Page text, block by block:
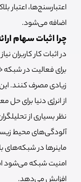
اعتبارسنج‌ها، اعتبار
اضافه می‌شود.
چرا اثبات سهام
در اثبات کار
برای فعالیت در شبکه
زیادی مصرف کنند.
از انرژی دنیا برای
نظر بسیاری از
آلودگی‌های محیط
ماینرها در شبکه‌های
امنیت شبکه می‌شود